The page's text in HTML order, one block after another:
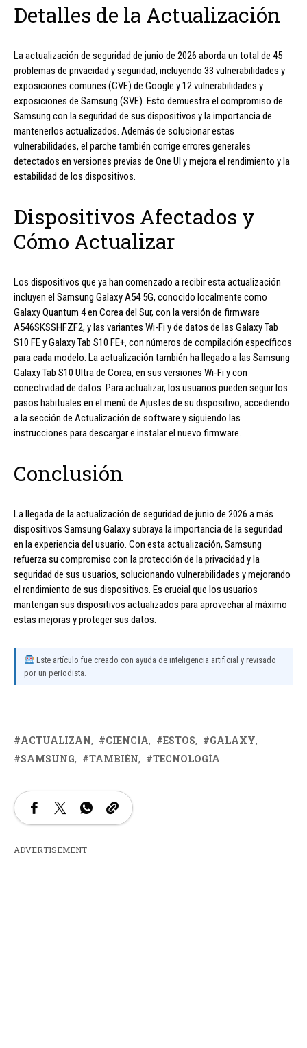
Detalles de la Actualización
La actualización de seguridad de junio de 2026 aborda un total de 45
problemas de privacidad y seguridad, incluyendo 33 vulnerabilidades y
exposiciones comunes (CVE) de Google y 12 vulnerabilidades y
exposiciones de Samsung (SVE). Esto demuestra el compromiso de
Samsung con la seguridad de sus dispositivos y la importancia de
mantenerlos actualizados. Además de solucionar estas
vulnerabilidades, el parche también corrige errores generales
detectados en versiones previas de One UI y mejora el rendimiento y la
estabilidad de los dispositivos.
Dispositivos Afectados y
Cómo Actualizar
Los dispositivos que ya han comenzado a recibir esta actualización
incluyen el Samsung Galaxy A54 5G, conocido localmente como
Galaxy Quantum 4 en Corea del Sur, con la versión de firmware
A546SKSSHFZF2, y las variantes Wi-Fi y de datos de las Galaxy Tab
S10 FE y Galaxy Tab S10 FE+, con números de compilación específicos
para cada modelo. La actualización también ha llegado a las Samsung
Galaxy Tab S10 Ultra de Corea, en sus versiones Wi-Fi y con
conectividad de datos. Para actualizar, los usuarios pueden seguir los
pasos habituales en el menú de Ajustes de su dispositivo, accediendo
a la sección de Actualización de software y siguiendo las
instrucciones para descargar e instalar el nuevo firmware.
Conclusión
La llegada de la actualización de seguridad de junio de 2026 a más
dispositivos Samsung Galaxy subraya la importancia de la seguridad
en la experiencia del usuario. Con esta actualización, Samsung
refuerza su compromiso con la protección de la privacidad y la
seguridad de sus usuarios, solucionando vulnerabilidades y mejorando
el rendimiento de sus dispositivos. Es crucial que los usuarios
mantengan sus dispositivos actualizados para aprovechar al máximo
estas mejoras y proteger sus datos.
Este artículo fue creado con ayuda de inteligencia artificial y revisado
por un periodista.
ACTUALIZAN CIENCIA ESTOS
GALAXY
SAMSUNG
TAMBIÉN TECNOLOGÍA
ADVERTISEMENT